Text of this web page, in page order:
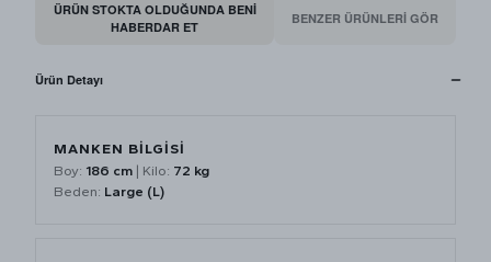
ÜRÜN STOKTA OLDUĞUNDA BENI
HABERDAR ET
BENZER ÜRÜNLERİ GÖR
Ürün Detayı
MANKEN BİLGİSİ
Boy: 186 cm | Kilo: 72 kg
Beden: Large (L)